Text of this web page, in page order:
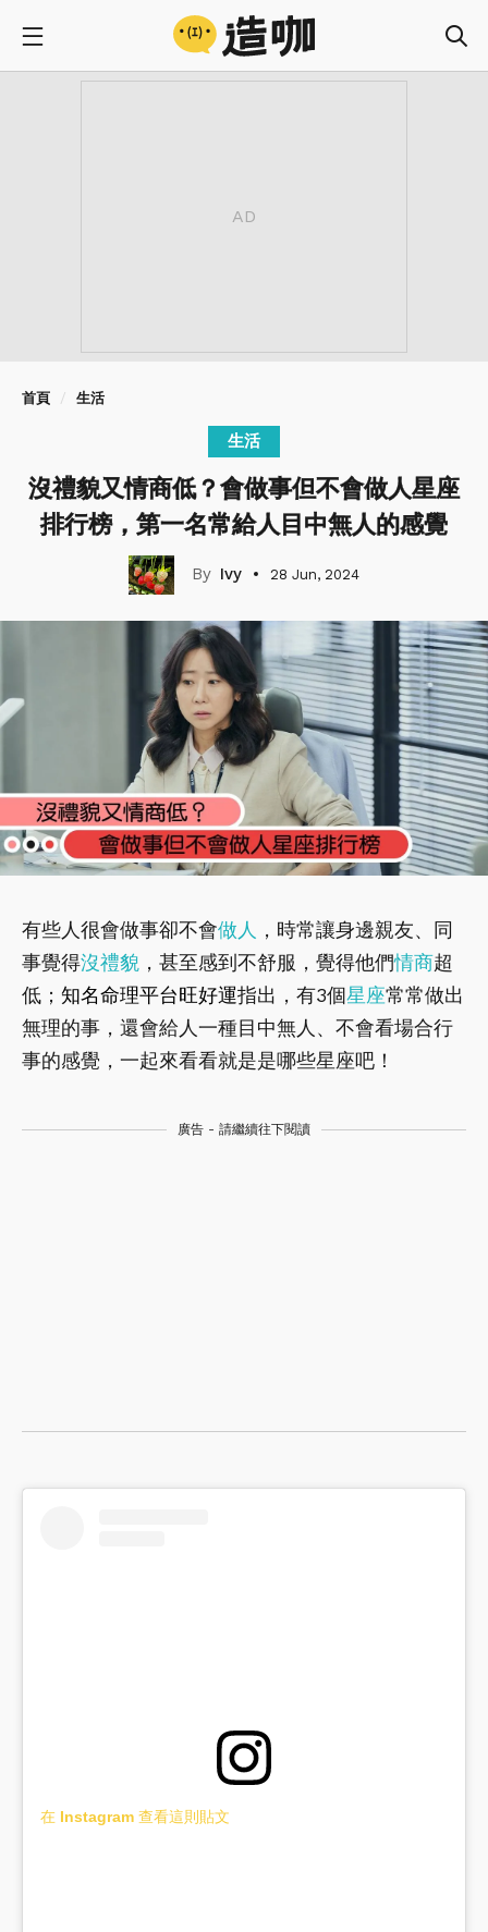
首頁 生活
生活
沒禮貌又情商低？會做事但不會做人星座
排行榜，第一名常給人目中無人的感覺
Ivy 28 Jun, 2024
有些人很會做事卻不會做人 ，時常讓身邊親友、同
事覺得沒禮貌 ，甚至感到不舒服，覺得他們情商超
低； 知名命理平台旺好運指出，有3個星座常常做出
無理的事，還會給人一種目中無人、不會看場合行
事的感覺，一起來看看就是是哪些星座吧！
廣告 - 請繼續往下閱讀
在 Instagram 查看這則貼文